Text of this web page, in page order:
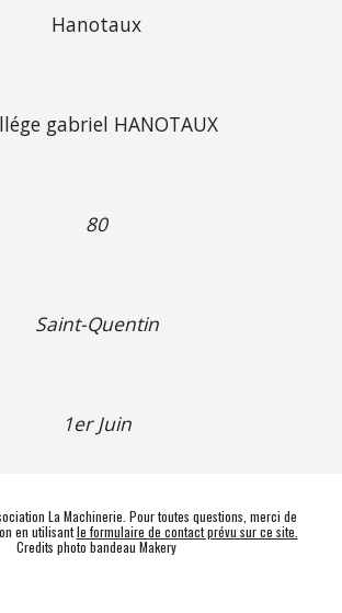
Hanotaux
gabriel HANOTAUX
80
Saint-Quentin
1er Juin
La Machinerie. Pour toutes questions, merci de
en utilisant le formulaire de contact prévu sur ce site.
Credits photo bandeau Makery